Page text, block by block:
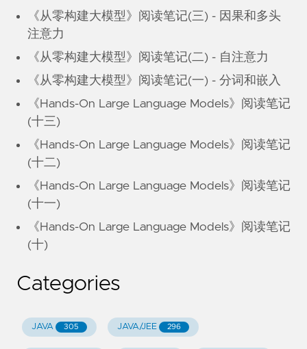
《从零构建大模型》阅读笔记(三) - 因果和多头
注意力
《从零构建大模型》阅读笔记(二) - 自注意力
《从零构建大模型》阅读笔记(一) - 分词和嵌入
《Hands-On Large Language Models》阅读笔记
(十三)
《Hands-On Large Language Models》阅读笔记
(十二)
《Hands-On Large Language Models》阅读笔记
(十一)
《Hands-On Large Language Models》阅读笔记
(十)
Categories
JAVA 305 JAVA/JEE 296